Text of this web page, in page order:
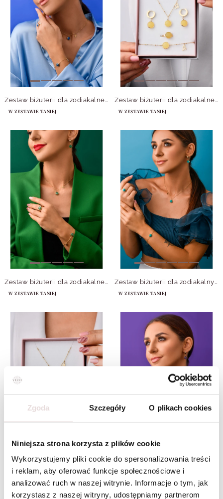
Zgoda Szczegóły O plikach cookies
Niniejsza strona korzysta z plików cookie
Wykorzystujemy pliki cookie do spersonalizowania treści
i reklam, aby oferować funkcje społecznościowe i
analizować ruch w naszej witrynie. Informacje o tym, jak
korzystasz z naszej witryny, udostępniamy partnerom
Zestaw biżuterii dla zodiakalnej Panny z kamieniem naturalnym Lapis Lazuli
W ZESTAWIE TANIEJ
Zestaw biżuterii dla zodiakalnego Lwa z kamieniem naturalnym Cytryn
W ZESTAWIE TANIEJ
Zestaw biżuterii dla zodiakalnego Raka z kamieniem Awenturyn
W ZESTAWIE TANIEJ
Zestaw biżuterii dla zodiakalnych Ryb Turkus
W ZESTAWIE TANIEJ
Zestaw biżuterii dla zodiakalnego Wodnika Amazonit
W ZESTAWIE TANIEJ W ZESTAWIE TANIEJ